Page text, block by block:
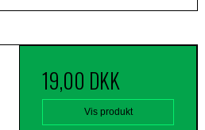
19,00 DKK
Vis produkt